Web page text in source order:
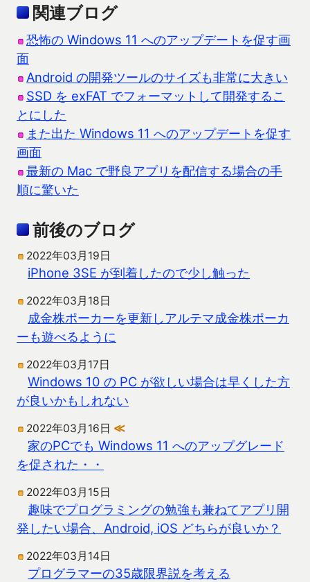
関連ブログ
恐怖の Windows 11 へのアップデートを促す画
面
Android の開発ツールのサイズも非常に大きい
SSD を exFAT でフォーマットして開発するこ
とにした
また出た Windows 11 へのアップデートを促す
画面
最新の Mac で野良アプリを配信する場合の手
順に驚いた
前後のブログ
2022年03月19日
iPhone 3SE が到着したので少し触った
2022年03月18日
成金株ポーカーを更新しアルテマ成金株ポーカ
ーも遊べるように
2022年03月17日
Windows 10 の PC が欲しい場合は早くした方
が良いかもしれない
2022年03月16日 ≪
家のPCでも Windows 11 へのアップグレード
を促された・・
2022年03月15日
趣味でプログラミングの勉強も兼ねてアプリ開
発したい場合、Android, iOS どちらが良いか？
2022年03月14日
プログラマーの35歳限界説を考える